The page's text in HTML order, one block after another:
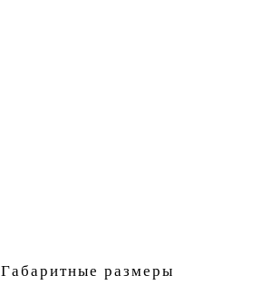
Габаритные размеры